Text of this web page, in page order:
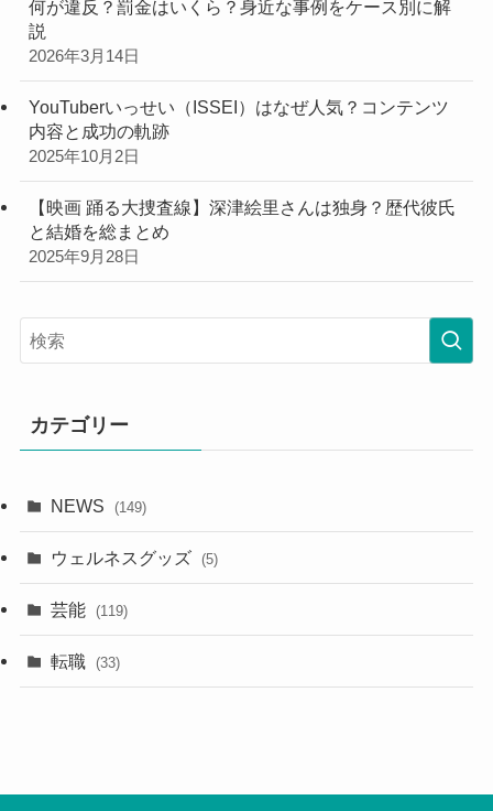
何が違反？罰金はいくら？身近な事例をケース別に解
説
2026年3月14日
YouTuberいっせい（ISSEI）はなぜ人気？コンテンツ
内容と成功の軌跡
2025年10月2日
【映画 踊る大捜査線】深津絵里さんは独身？歴代彼氏
と結婚を総まとめ
2025年9月28日
カテゴリー
NEWS (149)
ウェルネスグッズ (5)
芸能 (119)
転職 (33)